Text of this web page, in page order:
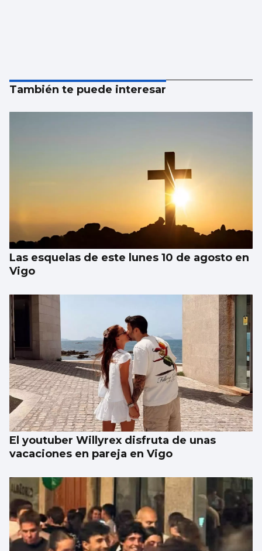
También te puede interesar
Las esquelas de este lunes 10 de agosto en
Vigo
El youtuber Willyrex disfruta de unas
vacaciones en pareja en Vigo